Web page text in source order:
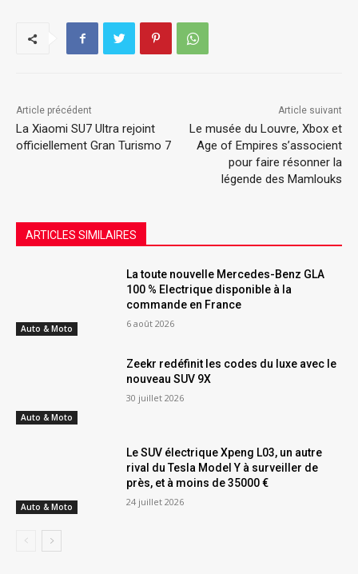
Article précédent
La Xiaomi SU7 Ultra rejoint
officiellement Gran Turismo 7
Article suivant
Le musée du Louvre, Xbox et
Age of Empires s’associent
pour faire résonner la
légende des Mamlouks
ARTICLES SIMILAIRES
Auto & Moto
La toute nouvelle Mercedes-Benz GLA
100 % Electrique disponible à la
commande en France
6 août 2026
Auto & Moto
Zeekr redéfinit les codes du luxe avec le
nouveau SUV 9X
30 juillet 2026
Auto & Moto
Le SUV électrique Xpeng L03, un autre
rival du Tesla Model Y à surveiller de
près, et à moins de 35000 €
24 juillet 2026